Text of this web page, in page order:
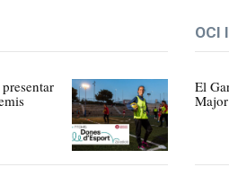
OCI
El